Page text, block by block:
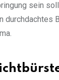
sein